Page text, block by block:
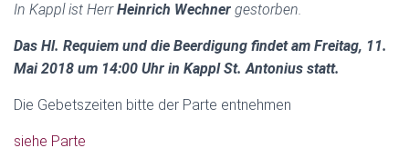
A
In Kappl ist HerrHeinrich Wechner gestorben.
Das Hl. Requiem und die Beerdigung findet am Freitag, 11.
Mai 2018 um 14:00 Uhr in Kappl St. Antonius statt.
Die Gebetszeiten bitte der Parte entnehmen
siehe Parte